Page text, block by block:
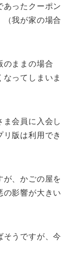
あったクーポン
（我が家の場合
のままの場合
ってしまいま
会員に入会し
版は利用でき
が、かごの屋を
の影響が大きい
そうですが、今